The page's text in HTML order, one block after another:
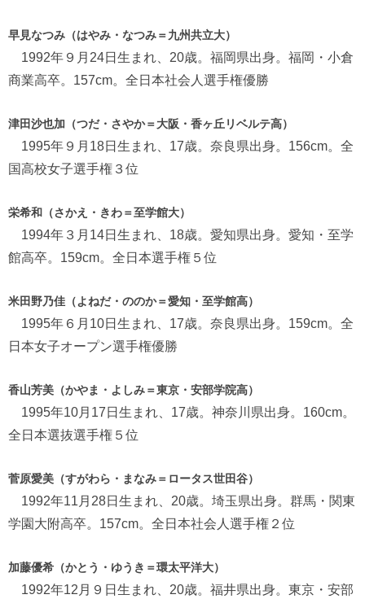
早見なつみ（はやみ・なつみ＝九州共立大）
1992年９月24日生まれ、20歳。福岡県出身。福岡・小倉
商業高卒。157cm。全日本社会人選手権優勝
津田沙也加（つだ・さやか＝大阪・香ヶ丘リベルテ高）
1995年９月18日生まれ、17歳。奈良県出身。156cm。全
国高校女子選手権３位
栄希和（さかえ・きわ＝至学館大）
1994年３月14日生まれ、18歳。愛知県出身。愛知・至学
館高卒。159cm。全日本選手権５位
米田野乃佳（よねだ・ののか＝愛知・至学館高）
1995年６月10日生まれ、17歳。奈良県出身。159cm。全
日本女子オープン選手権優勝
香山芳美（かやま・よしみ＝東京・安部学院高）
1995年10月17日生まれ、17歳。神奈川県出身。160cm。
全日本選抜選手権５位
菅原愛美（すがわら・まなみ＝ロータス世田谷）
1992年11月28日生まれ、20歳。埼玉県出身。群馬・関東
学園大附高卒。157cm。全日本社会人選手権２位
加藤優希（かとう・ゆうき＝環太平洋大）
1992年12月９日生まれ、20歳。福井県出身。東京・安部